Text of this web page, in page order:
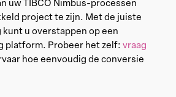
uw TIBCO Nimbus-processen
project te zijn. Met de juiste
u overstappen op een
platform. Probeer het zelf: vraag
hoe eenvoudig de conversie